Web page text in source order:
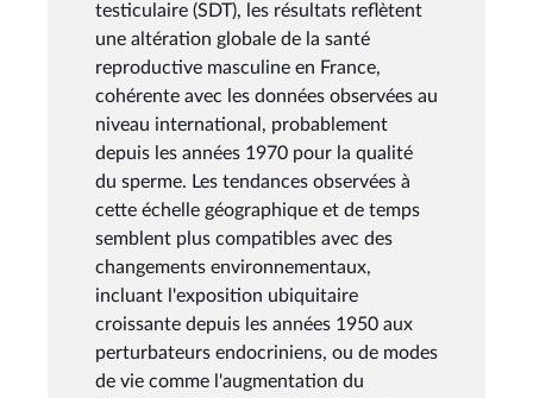
testiculaire (SDT), les résultats reflètent
une altération globale de la santé
reproductive masculine en France,
cohérente avec les données observées au
niveau international, probablement
depuis les années 1970 pour la qualité
du sperme. Les tendances observées à
cette échelle géographique et de temps
semblent plus compatibles avec des
changements environnementaux,
incluant l'exposition ubiquitaire
croissante depuis les années 1950 aux
perturbateurs endocriniens, ou de modes
de vie comme l'augmentation du